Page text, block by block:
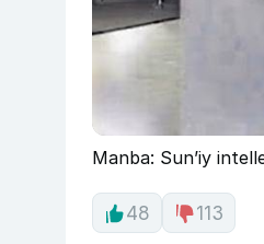
Manba: Sun’iy
48 113